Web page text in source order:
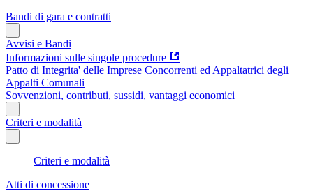
Bandi di gara e contratti
Avvisi e Bandi
Informazioni sulle singole procedure
Patto di Integrita' delle Imprese Concorrenti ed Appaltatrici degli
Appalti Comunali
Sovvenzioni, contributi, sussidi, vantaggi economici
Criteri e modalità
Criteri e modalità
Atti di concessione